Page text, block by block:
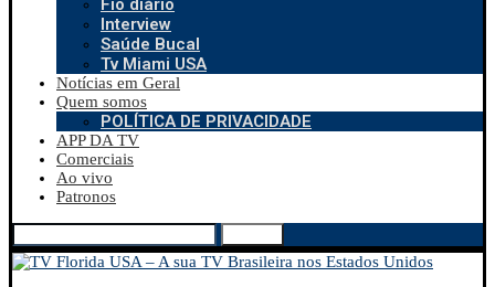
Fio diário
Interview
Saúde Bucal
Tv Miami USA
Notícias em Geral
Quem somos
POLÍTICA DE PRIVACIDADE
APP DA TV
Comerciais
Ao vivo
Patronos